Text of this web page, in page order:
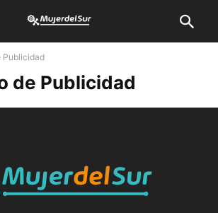
Publicidad
de Publicidad